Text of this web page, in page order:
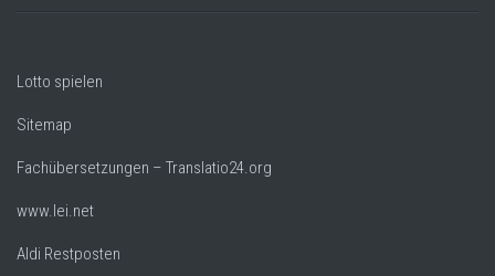
Lotto spielen
Sitemap
Fachübersetzungen – Translatio24.org
www.lei.net
Aldi Restposten